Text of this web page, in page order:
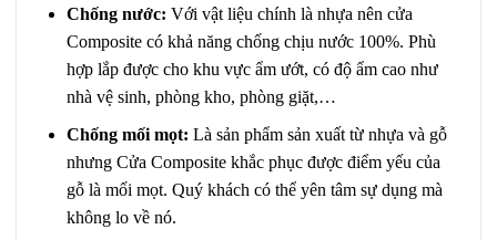
Chống nước: Với vật liệu chính là nhựa nên cửa
Composite có khả năng chống chịu nước 100%. Phù
hợp lắp được cho khu vực ẩm ướt, có độ ẩm cao như
nhà vệ sinh, phòng kho, phòng giặt,…
Chống mối mọt: Là sản phẩm sản xuất từ nhựa và gỗ
nhưng Cửa Composite khắc phục được điểm yếu của
gỗ là mối mọt. Quý khách có thể yên tâm sự dụng mà
không lo về nó.